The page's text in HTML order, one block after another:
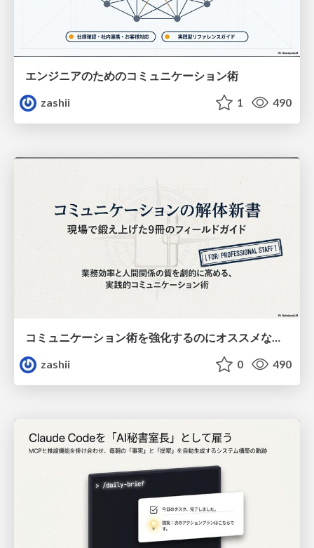
エンジニアのためのコミュニケーション術
zashii
1 490
コミュニケーション術を強化するのにオススメな本９冊
zashii
0 490